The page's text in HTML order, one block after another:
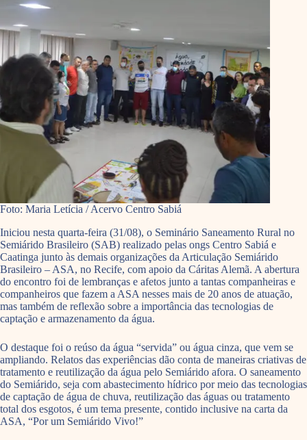
Foto: Maria Letícia / Acervo Centro Sabiá
Iniciou nesta quarta-feira (31/08), o Seminário Saneamento Rural no
Semiárido Brasileiro (SAB) realizado pelas ongs Centro Sabiá e
Caatinga junto às demais organizações da Articulação Semiárido
Brasileiro – ASA, no Recife, com apoio da Cáritas Alemã. A abertura
do encontro foi de lembranças e afetos junto a tantas companheiras e
companheiros que fazem a ASA nesses mais de 20 anos de atuação,
mas também de reflexão sobre a importância das tecnologias de
captação e armazenamento da água.
O destaque foi o reúso da água “servida” ou água cinza, que vem se
ampliando. Relatos das experiências dão conta de maneiras criativas de
tratamento e reutilização da água pelo Semiárido afora. O saneamento
do Semiárido, seja com abastecimento hídrico por meio das tecnologias
de captação de água de chuva, reutilização das águas ou tratamento
total dos esgotos, é um tema presente, contido inclusive na carta da
ASA, “Por um Semiárido Vivo!”